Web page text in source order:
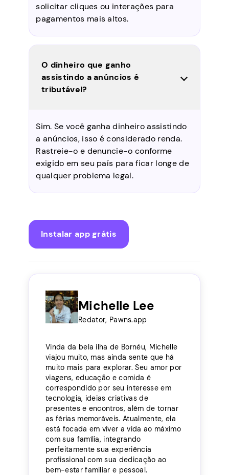
solicitar cliques ou interações para
pagamentos mais altos.
O dinheiro que ganho
assistindo a anúncios é
tributável?
Sim. Se você ganha dinheiro assistindo
a anúncios, isso é considerado renda.
Rastreie-o e denuncie-o conforme
exigido em seu país para ficar longe de
qualquer problema legal.
Instalar app grátis
Michelle Lee
Redator, Pawns.app
Vinda da bela ilha de Bornéu, Michelle
viajou muito, mas ainda sente que há
muito mais para explorar. Seu amor por
viagens, educação e comida é
correspondido por seu interesse em
tecnologia, ideias criativas de
presentes e encontros, além de tornar
as férias memoráveis. Atualmente, ela
está focada em viver a vida ao máximo
com sua família, integrando
perfeitamente sua experiência
profissional com sua dedicação ao
bem-estar familiar e pessoal.